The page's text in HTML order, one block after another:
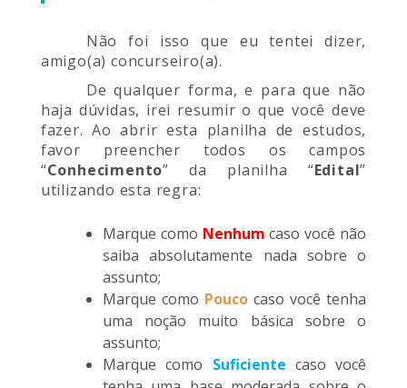
Não foi isso que eu tentei dizer,
amigo(a) concurseiro(a).
De qualquer forma, e para que não
haja dúvidas, irei resumir o que você deve
fazer. Ao abrir esta planilha de estudos,
favor preencher todos os campos
“Conhecimento” da planilha “Edital”
utilizando esta regra:
Marque como Nenhum caso você não
saiba absolutamente nada sobre o
assunto;
Marque como Poucocaso você tenha
uma noção muito básica sobre o
assunto;
Marque como Suficiente caso você